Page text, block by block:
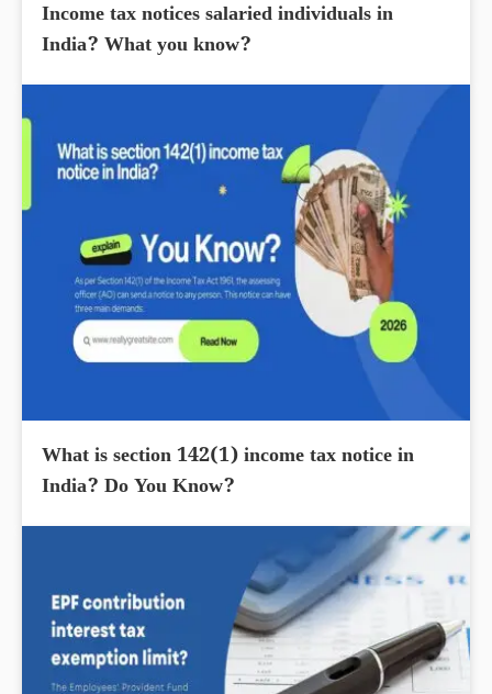
Income tax notices salaried individuals in
India? What you know?
What is section 142(1) income tax notice in
India? Do You Know?